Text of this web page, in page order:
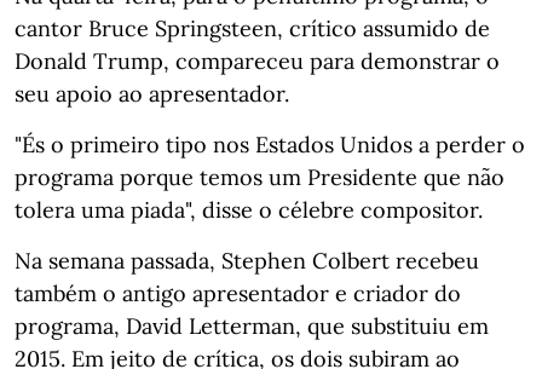
cantor Bruce Springsteen, crítico assumido de
Donald Trump, compareceu para demonstrar o
seu apoio ao apresentador.
"És o primeiro tipo nos Estados Unidos a perder o
programa porque temos um Presidente que não
tolera uma piada", disse o célebre compositor.
Na semana passada, Stephen Colbert recebeu
também o antigo apresentador e criador do
programa, David Letterman, que substituiu em
2015. Em jeito de crítica, os dois subiram ao